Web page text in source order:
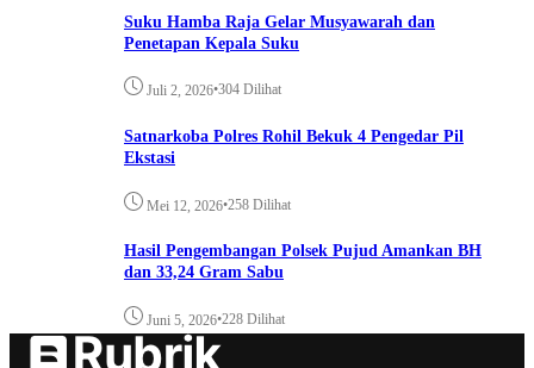
Suku Hamba Raja Gelar Musyawarah dan
Penetapan Kepala Suku
Juli 2, 2026•304 Dilihat
Satnarkoba Polres Rohil Bekuk 4 Pengedar Pil
Ekstasi
Mei 12, 2026•258 Dilihat
Hasil Pengembangan Polsek Pujud Amankan BH
dan 33,24 Gram Sabu
Juni 5, 2026•228 Dilihat